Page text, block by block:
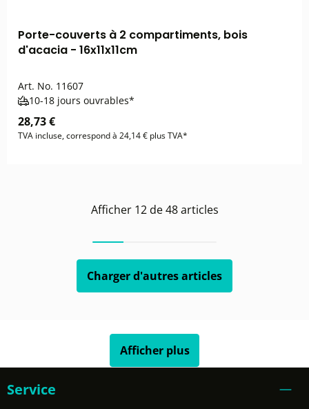
Porte-couverts à 2 compartiments, bois
d'acacia - 16x11x11cm
Art. No. 11607
10-18 jours ouvrables*
28,73 €
TVA incluse, correspond à 24,14 € plus TVA*
Afficher 12de48articles
Charger d'autres articles
Afficher plus
Service